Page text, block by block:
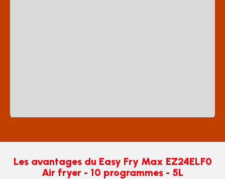
Les avantages du Easy Fry Max EZ24ELF0
Air fryer - 10 programmes - 5L